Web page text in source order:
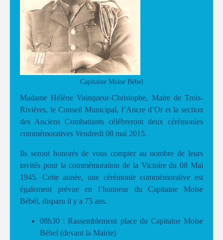
Capitaine Moïse Bébel
Madame Hélène Vainqueur-Christophe, Maire de Trois-
Rivières, le Conseil Municipal, l’Ancre d’Or et la section
des Anciens Combattants célébreront deux cérémonies
commémoratives Vendredi 08 mai 2015.
Ils seront honorés de vous compter au nombre de leurs
invités pour la commémoration de la Victoire du 08 Mai
1945. Cette année, une cérémonie commémorative est
également prévue en l’honneur du Capitaine Moïse
Bébél, disparu il y a 75 ans.
08h30 : Rassemblement place du Capitaine Moïse
Bébel (devant la Mairie)